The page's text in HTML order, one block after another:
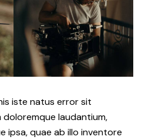
iste natus error sit
laudantium,
ipsa, quae ab illo inventore